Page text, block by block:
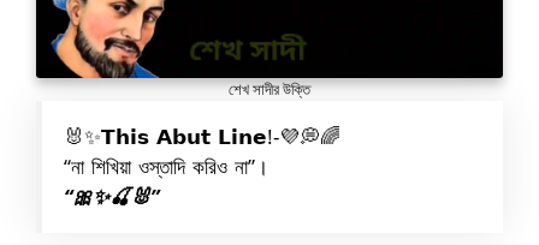
শেখ সাদীর উক্তি
🐰✨𝗧𝗵𝗶𝘀 𝗔𝗯𝘂𝘁 𝗟𝗶𝗻𝗲!-💜💭🌈
“না শিখিয়া ওস্তাদি করিও না”।
“🎀✨🍒🐰”